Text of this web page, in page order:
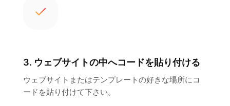
3. ウェブサイトの中へコードを貼り付ける
ウェブサイトまたはテンプレートの好きな場所にコ
ードを貼り付けて下さい。